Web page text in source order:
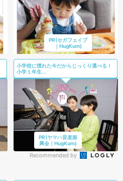
PR(セガフェイブ
｜HugKum)
小学校に慣れた今だからじっくり選べる！
小学１年生...
PR(ヤマハ音楽振
興会｜HugKum)
Recommended by